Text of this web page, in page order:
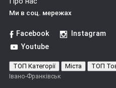
Ми в соц. мережах
Facebook
Instagram
Youtube
ТОП Категорії Міста ТОП
Івано-Франківськ